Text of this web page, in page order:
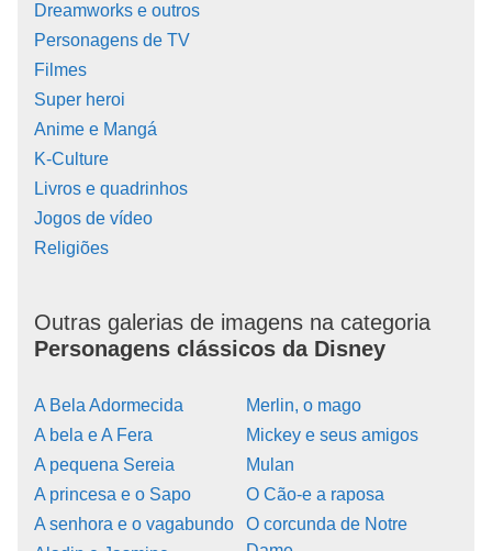
Dreamworks e outros
Personagens de TV
Filmes
Super heroi
Anime e Mangá
K-Culture
Livros e quadrinhos
Jogos de vídeo
Religiões
Outras galerias de imagens na categoria
Personagens clássicos da Disney
A Bela Adormecida
A bela e A Fera
A pequena Sereia
A princesa e o Sapo
A senhora e o vagabundo
Merlin, o mago
Mickey e seus amigos
Mulan
O Cão-e a raposa
O corcunda de Notre